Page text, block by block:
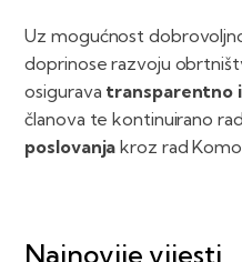
Uz mogućnost
doprinose razvoju
osigurava transparentno
članova te kontinuirano
poslovanja kroz rad
Najnovije vijesti